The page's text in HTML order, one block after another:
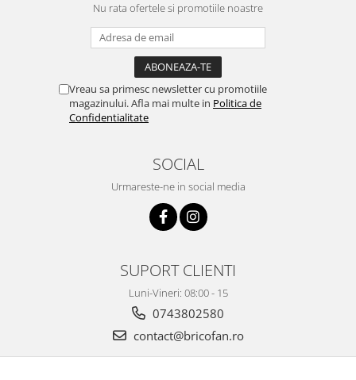
Chiuvete bucatarie compozit
Climatizare si echipamente de
Paturi electrice cu incalzire
Nu rata ofertele si promotiile noastre
Vreau sa primesc newsletter cu promotiile
magazinului. Afla mai multe in Politica de
Confidentialitate
SOCIAL
Urmareste-ne in social media
SUPORT CLIENTI
Luni-Vineri: 08:00 - 15
0743802580
contact@bricofan.ro